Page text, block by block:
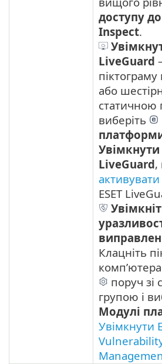
доступу
Inspect.
LiveGuard
або
статичною
виберіть
Увімкнути
LiveGuard,
ESET
Клацніть
поруч зі
групою і
Модулі
Увімкнути